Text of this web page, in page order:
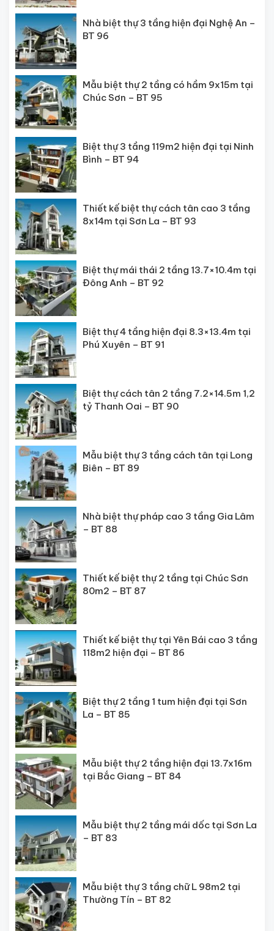
Nhà biệt thự 3 tầng hiện đại Nghệ An –
BT 96
Mẫu biệt thự 2 tầng có hầm 9x15m tại
Chúc Sơn – BT 95
Biệt thự 3 tầng 119m2 hiện đại tại Ninh
Bình – BT 94
Thiết kế biệt thự cách tân cao 3 tầng
8x14m tại Sơn La – BT 93
Biệt thự mái thái 2 tầng 13.7×10.4m tại
Đông Anh – BT 92
Biệt thự 4 tầng hiện đại 8.3×13.4m tại
Phú Xuyên – BT 91
Biệt thự cách tân 2 tầng 7.2×14.5m 1,2
tỷ Thanh Oai – BT 90
Mẫu biệt thự 3 tầng cách tân tại Long
Biên – BT 89
Nhà biệt thự pháp cao 3 tầng Gia Lâm
– BT 88
Thiết kế biệt thự 2 tầng tại Chúc Sơn
80m2 – BT 87
Thiết kế biệt thự tại Yên Bái cao 3 tầng
118m2 hiện đại – BT 86
Biệt thự 2 tầng 1 tum hiện đại tại Sơn
La – BT 85
Mẫu biệt thự 2 tầng hiện đại 13.7x16m
tại Bắc Giang – BT 84
Mẫu biệt thự 2 tầng mái dốc tại Sơn La
– BT 83
Mẫu biệt thự 3 tầng chữ L 98m2 tại
Thường Tín – BT 82